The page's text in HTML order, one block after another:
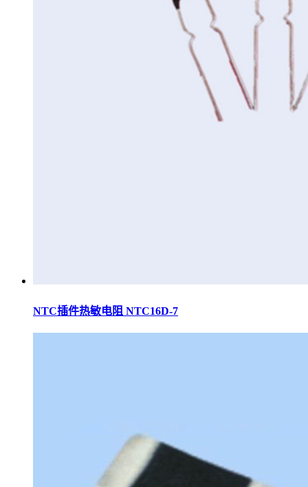
NTC插件热敏电阻 NTC16D-7